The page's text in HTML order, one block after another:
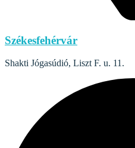
Székesfehérvár
Shakti Jógasúdió, Liszt F. u. 11.